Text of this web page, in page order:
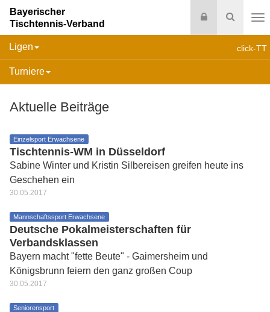
Suche
Login
Bayerischer
Tischtennis-Verband
click-TT
Ligen
Turniere
Aktuelle Beiträge
Einzelsport Erwachsene
Tischtennis-WM in Düsseldorf
Sabine Winter und Kristin Silbereisen greifen heute ins
Geschehen ein
30.05.2017
Mannschaftssport Erwachsene
Deutsche Pokalmeisterschaften für
Verbandsklassen
Bayern macht "fette Beute" - Gaimersheim und
Königsbrunn feiern den ganz großen Coup
30.05.2017
Seniorensport